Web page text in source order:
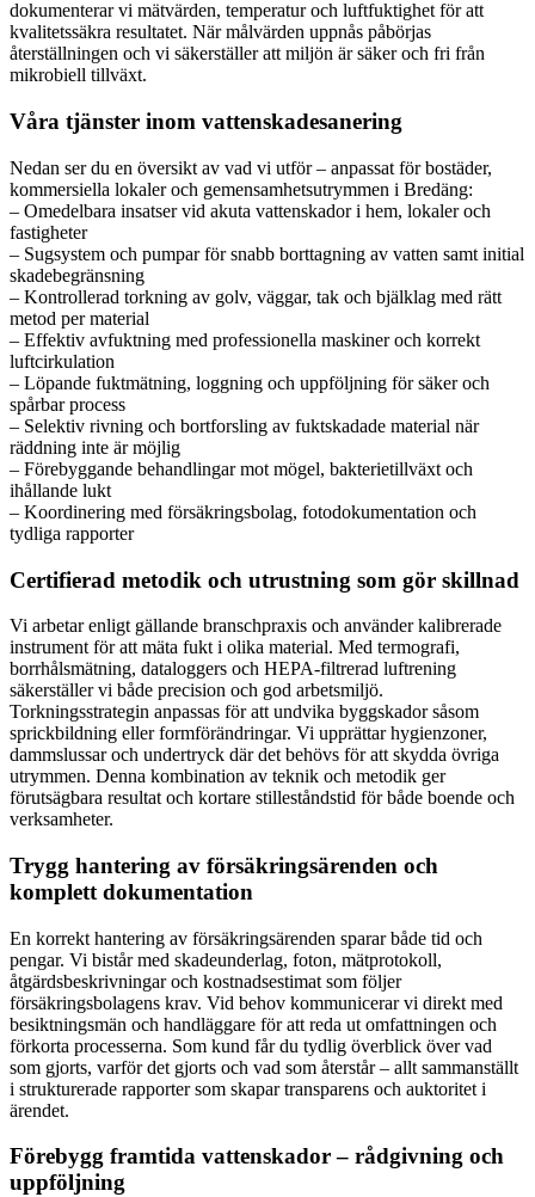
dokumenterar vi mätvärden, temperatur och luftfuktighet för att
kvalitetssäkra resultatet. När målvärden uppnås påbörjas
återställningen och vi säkerställer att miljön är säker och fri från
mikrobiell tillväxt.
Våra tjänster inom vattenskadesanering
Nedan ser du en översikt av vad vi utför – anpassat för bostäder,
kommersiella lokaler och gemensamhetsutrymmen i Bredäng:
– Omedelbara insatser vid akuta vattenskador i hem, lokaler och
fastigheter
– Sugsystem och pumpar för snabb borttagning av vatten samt initial
skadebegränsning
– Kontrollerad torkning av golv, väggar, tak och bjälklag med rätt
metod per material
– Effektiv avfuktning med professionella maskiner och korrekt
luftcirkulation
– Löpande fuktmätning, loggning och uppföljning för säker och
spårbar process
– Selektiv rivning och bortforsling av fuktskadade material när
räddning inte är möjlig
– Förebyggande behandlingar mot mögel, bakterietillväxt och
ihållande lukt
– Koordinering med försäkringsbolag, fotodokumentation och
tydliga rapporter
Certifierad metodik och utrustning som gör skillnad
Vi arbetar enligt gällande branschpraxis och använder kalibrerade
instrument för att mäta fukt i olika material. Med termografi,
borrhålsmätning, dataloggers och HEPA-filtrerad luftrening
säkerställer vi både precision och god arbetsmiljö.
Torkningsstrategin anpassas för att undvika byggskador såsom
sprickbildning eller formförändringar. Vi upprättar hygienzoner,
dammslussar och undertryck där det behövs för att skydda övriga
utrymmen. Denna kombination av teknik och metodik ger
förutsägbara resultat och kortare stilleståndstid för både boende och
verksamheter.
Trygg hantering av försäkringsärenden och
komplett dokumentation
En korrekt hantering av försäkringsärenden sparar både tid och
pengar. Vi bistår med skadeunderlag, foton, mätprotokoll,
åtgärdsbeskrivningar och kostnadsestimat som följer
försäkringsbolagens krav. Vid behov kommunicerar vi direkt med
besiktningsmän och handläggare för att reda ut omfattningen och
förkorta processerna. Som kund får du tydlig överblick över vad
som gjorts, varför det gjorts och vad som återstår – allt sammanställt
i strukturerade rapporter som skapar transparens och auktoritet i
ärendet.
Förebygg framtida vattenskador – rådgivning och
uppföljning